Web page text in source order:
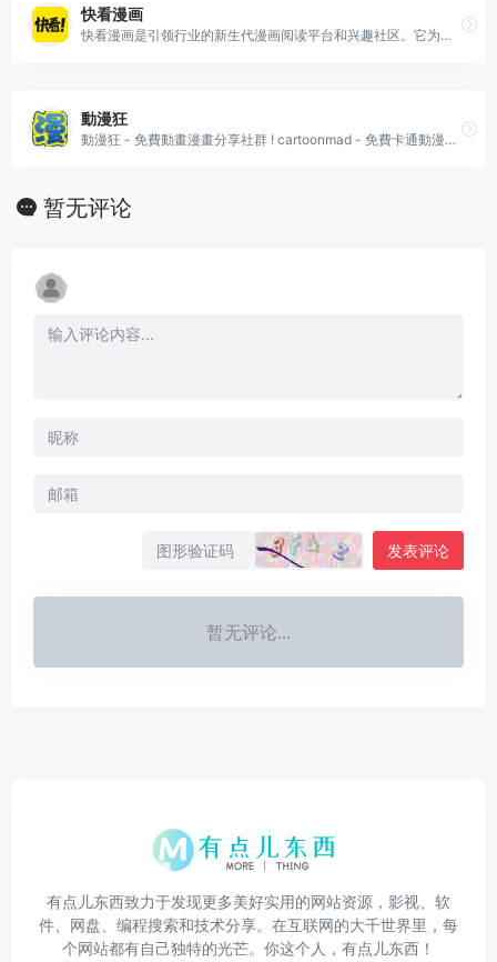
快看漫画
快看漫画是引领行业的新生代漫画阅读平台和兴趣社区。它为用户提供优质原创漫画内容，营造良好的二次元社区氛围，成为年轻一代的潮流文化阵地。
動漫狂
動漫狂 - 免費動畫漫畫分享社群 ! cartoonmad - 免費卡通動漫畫,分享下載與在線上觀看 !
暂无评论
发表评论
暂无评论...
有点儿东西致力于发现更多美好实用的网站资源，影视、软
件、网盘、编程搜索和技术分享。在互联网的大千世界里，每
个网站都有自己独特的光芒。你这个人，有点儿东西！